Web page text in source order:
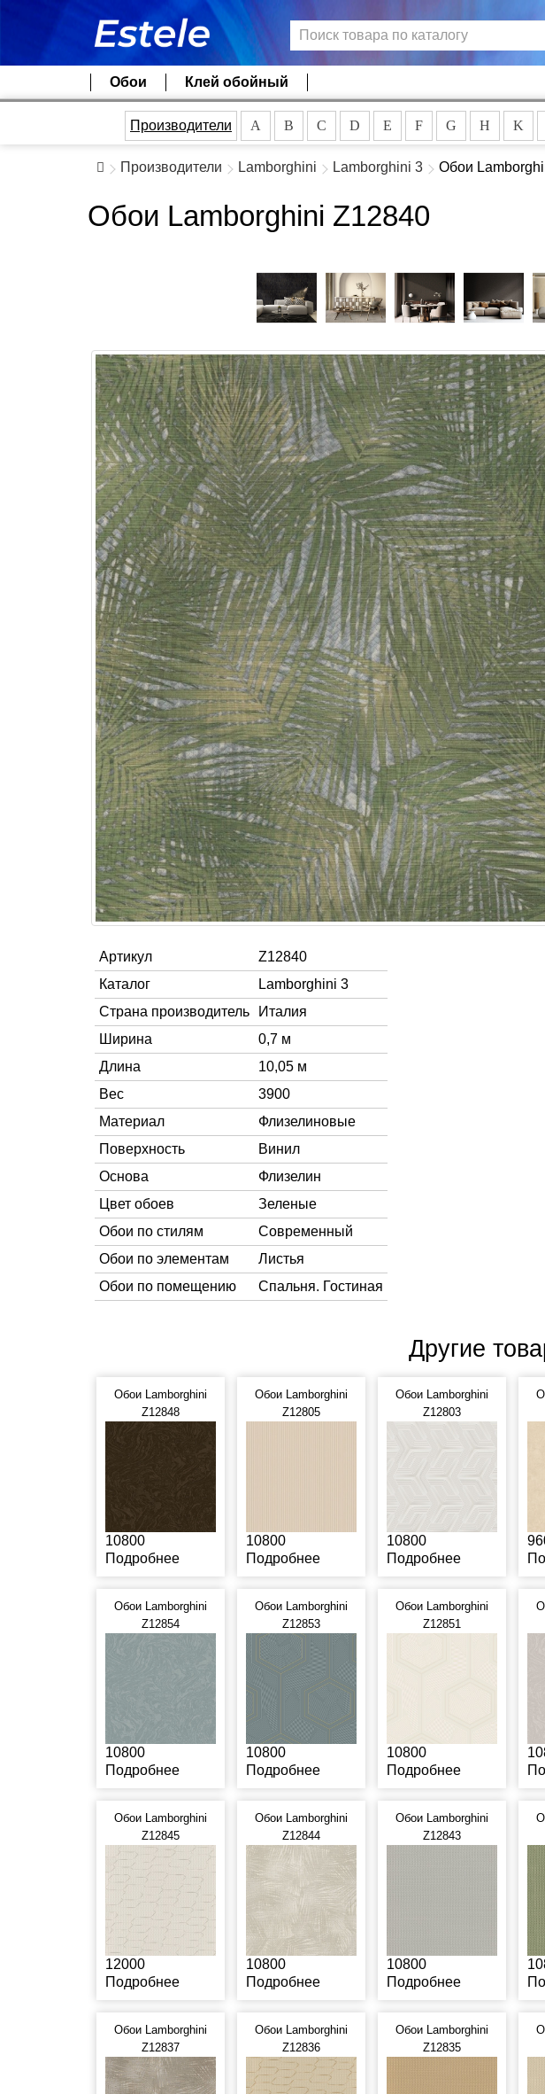
Обои Клей обойный
Производители A B C D E F G H K
Производители Lamborghini Lamborghini 3 Обои
Обои Lamborghini Z12840
Артикул
Z12840
Каталог
Lamborghini 3
Страна производитель
Италия
Ширина
0,7 м
Длина
10,05 м
Вес
3900
Материал
Флизелиновые
Поверхность
Винил
Основа
Флизелин
Цвет обоев
Зеленые
Обои по стилям
Современный
Обои по элементам
Листья
Обои по помещению
Спальня. Гостиная
Другие
Обои Lamborghini
Z12848
10800
Подробнее
Обои Lamborghini
Z12805
10800
Подробнее
Обои Lamborghini
Z12803
10800
Подробнее
Обои Lamborghini
Z12854
10800
Подробнее
Обои Lamborghini
Z12853
10800
Подробнее
Обои Lamborghini
Z12851
10800
Подробнее
Обои Lamborghini
Z12845
12000
Подробнее
Обои Lamborghini
Z12844
10800
Подробнее
Обои Lamborghini
Z12843
10800
Подробнее
Обои Lamborghini
Z12837
Обои Lamborghini
Z12836
Обои Lamborghini
Z12835